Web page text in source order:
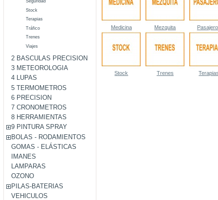
Stock
Terapias
Tráfico
Trenes
Viajes
2 BASCULAS PRECISION
3 METEOROLOGIA
4 LUPAS
5 TERMOMETROS
6 PRECISION
7 CRONOMETROS
8 HERRAMIENTAS
9 PINTURA SPRAY
BOLAS - RODAMIENTOS
GOMAS - ELÁSTICAS
IMANES
LAMPARAS
OZONO
PILAS-BATERIAS
VEHICULOS
Medicina Mezquita
Stock Trenes